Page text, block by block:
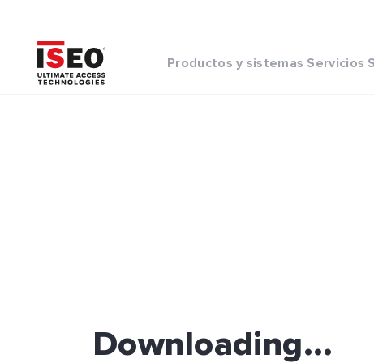
Productos y sistemas Servicios
Downloading...